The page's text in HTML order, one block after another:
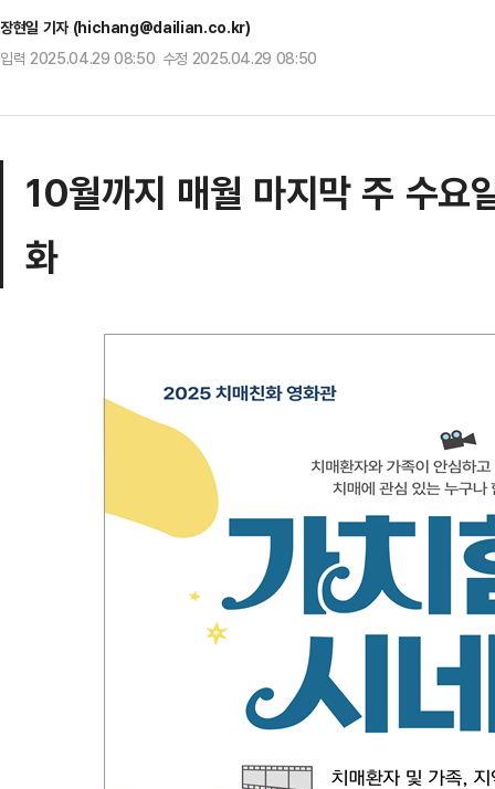
장현일 기자 (hichang@dailian.co.kr)
입력 2025.04.29 08:50 수정 2025.04.29 08:50
10월까지 매월 마지막 주 수요
화